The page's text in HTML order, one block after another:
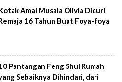
Amal Musala Olivia Dicuri
16 Tahun Buat Foya-foya
Pantangan Feng Shui Rumah
Sebaiknya Dihindari, dari